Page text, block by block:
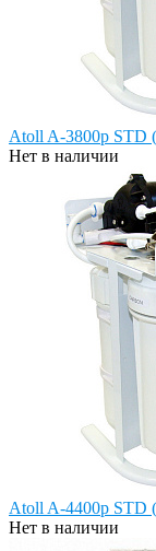
Atoll A-3800p STD
Нет в наличии
Atoll A-4400p STD
Нет в наличии